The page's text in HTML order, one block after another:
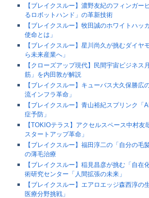
【ブレイクスルー】濃野友紀のフィンガー
るロボットハンド」の革新技術
【ブレイクスルー】牧田誠のホワイトハッ
使命とは」
【ブレイクスルー】星川尚久が挑むダイヤ
ら未来産業へ」
【クローズアップ現代】民間宇宙ビジネス
筋」を内田敦が解説
【ブレイクスルー】キューバス大久保勝広
流インフラ革命」
【ブレイクスルー】青山裕紀スプリンク「
症予防」
【TOKIOテラス】アクセルスペース中村友
スタートアップ革命」
【ブレイクスルー】福田淳二の「自分の毛
の薄毛治療
【ブレイクスルー】稲見昌彦が挑む「自在
術研究センター「人間拡張の未来」
【ブレイクスルー】エアロエッジ森西淳の
医療分野挑戦」